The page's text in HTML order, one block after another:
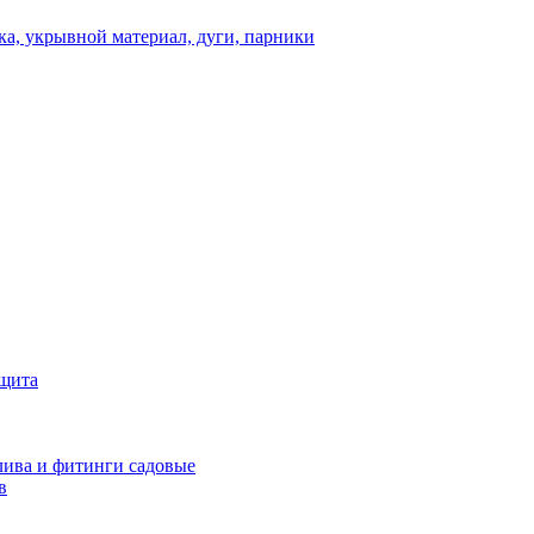
укрывной материал, дуги, парники
и фитинги садовые